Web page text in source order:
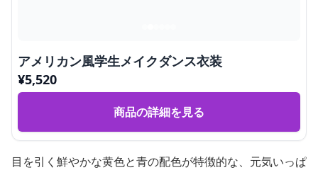
アメリカン風学生メイクダンス衣装
¥5,520
商品の詳細を見る
目を引く鮮やかな黄色と青の配色が特徴的な、元気いっぱ